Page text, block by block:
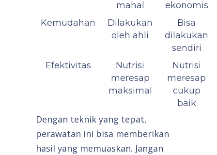
mahal
ekonomis
Kemudahan
Dilakukan
oleh ahli
Bisa
dilakukan
sendiri
Efektivitas
Nutrisi
meresap
maksimal
Nutrisi
meresap
cukup
baik
Dengan teknik yang tepat,
perawatan ini bisa memberikan
hasil yang memuaskan. Jangan